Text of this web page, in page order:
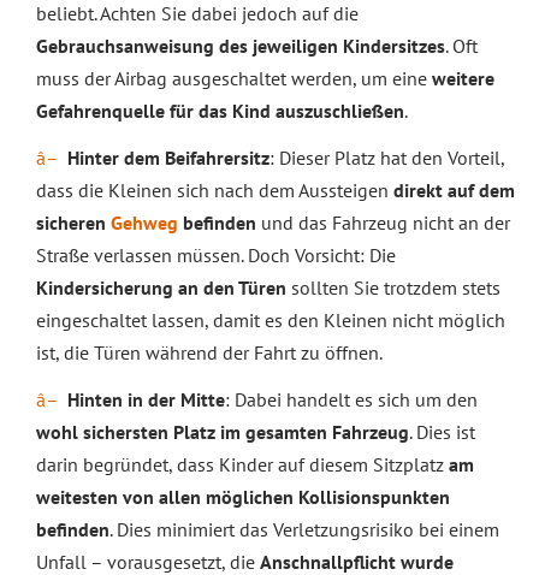
beliebt. Achten Sie dabei jedoch auf die
Gebrauchsanweisung des jeweiligen Kindersitzes. Oft
muss der Airbag ausgeschaltet werden, um eine weitere
Gefahrenquelle für das Kind auszuschließen.
Hinter dem Beifahrersitz: Dieser Platz hat den Vorteil,
dass die Kleinen sich nach dem Aussteigen direkt auf dem
sicheren Gehweg befinden und das Fahrzeug nicht an der
Straße verlassen müssen. Doch Vorsicht: Die
Kindersicherung an den Türen sollten Sie trotzdem stets
eingeschaltet lassen, damit es den Kleinen nicht möglich
ist, die Türen während der Fahrt zu öffnen.
Hinten in der Mitte: Dabei handelt es sich um den
wohl sichersten Platz im gesamten Fahrzeug. Dies ist
darin begründet, dass Kinder auf diesem Sitzplatz am
weitesten von allen möglichen Kollisionspunkten
befinden. Dies minimiert das Verletzungsrisiko bei einem
Unfall – vorausgesetzt, die Anschnallpflicht wurde